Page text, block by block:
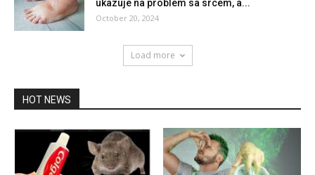
ukazuje na problem sa srcem, a...
October 20, 2024
Load more
HOT NEWS